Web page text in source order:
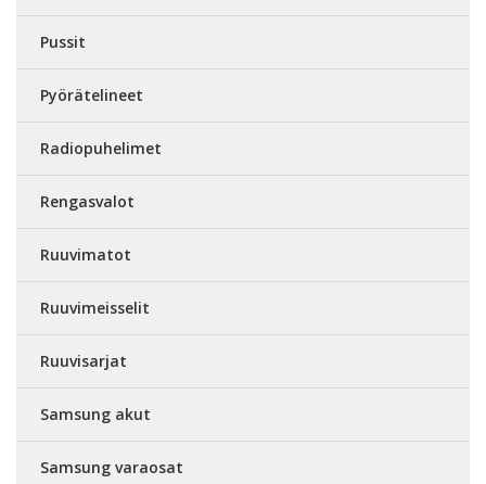
Pussit
Pyörätelineet
Radiopuhelimet
Rengasvalot
Ruuvimatot
Ruuvimeisselit
Ruuvisarjat
Samsung akut
Samsung varaosat